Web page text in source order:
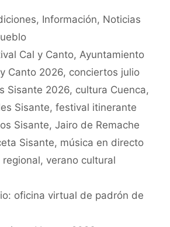
, Información, Noticias
Cal y Canto, Ayuntamiento
Canto 2026, conciertos julio
Sisante 2026, cultura Cuenca,
Sisante, festival itinerante
Sisante, Jairo de Remache
Sisante, música en directo
regional, verano cultural
oficina virtual de padrón de